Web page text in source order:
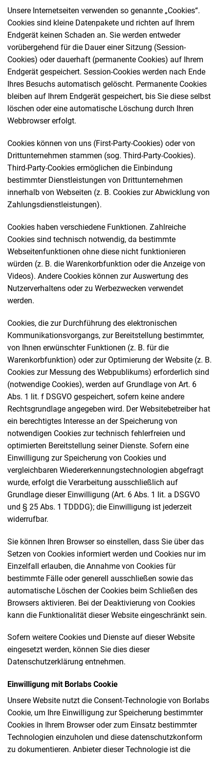
Unsere Internetseiten verwenden so genannte „Cookies“.
Cookies sind kleine Datenpakete und richten auf Ihrem
Endgerät keinen Schaden an. Sie werden entweder
vorübergehend für die Dauer einer Sitzung (Session-
Cookies) oder dauerhaft (permanente Cookies) auf Ihrem
Endgerät gespeichert. Session-Cookies werden nach Ende
Ihres Besuchs automatisch gelöscht. Permanente Cookies
bleiben auf Ihrem Endgerät gespeichert, bis Sie diese selbst
löschen oder eine automatische Löschung durch Ihren
Webbrowser erfolgt.
Cookies können von uns (First-Party-Cookies) oder von
Drittunternehmen stammen (sog. Third-Party-Cookies).
Third-Party-Cookies ermöglichen die Einbindung
bestimmter Dienstleistungen von Drittunternehmen
innerhalb von Webseiten (z. B. Cookies zur Abwicklung von
Zahlungsdienstleistungen).
Cookies haben verschiedene Funktionen. Zahlreiche
Cookies sind technisch notwendig, da bestimmte
Webseitenfunktionen ohne diese nicht funktionieren
würden (z. B. die Warenkorbfunktion oder die Anzeige von
Videos). Andere Cookies können zur Auswertung des
Nutzerverhaltens oder zu Werbezwecken verwendet
werden.
Cookies, die zur Durchführung des elektronischen
Kommunikationsvorgangs, zur Bereitstellung bestimmter,
von Ihnen erwünschter Funktionen (z. B. für die
Warenkorbfunktion) oder zur Optimierung der Website (z. B.
Cookies zur Messung des Webpublikums) erforderlich sind
(notwendige Cookies), werden auf Grundlage von Art. 6
Abs. 1 lit. f DSGVO gespeichert, sofern keine andere
Rechtsgrundlage angegeben wird. Der Websitebetreiber hat
ein berechtigtes Interesse an der Speicherung von
notwendigen Cookies zur technisch fehlerfreien und
optimierten Bereitstellung seiner Dienste. Sofern eine
Einwilligung zur Speicherung von Cookies und
vergleichbaren Wiedererkennungstechnologien abgefragt
wurde, erfolgt die Verarbeitung ausschließlich auf
Grundlage dieser Einwilligung (Art. 6 Abs. 1 lit. a DSGVO
und § 25 Abs. 1 TDDDG); die Einwilligung ist jederzeit
widerrufbar.
Sie können Ihren Browser so einstellen, dass Sie über das
Setzen von Cookies informiert werden und Cookies nur im
Einzelfall erlauben, die Annahme von Cookies für
bestimmte Fälle oder generell ausschließen sowie das
automatische Löschen der Cookies beim Schließen des
Browsers aktivieren. Bei der Deaktivierung von Cookies
kann die Funktionalität dieser Website eingeschränkt sein.
Sofern weitere Cookies und Dienste auf dieser Website
eingesetzt werden, können Sie dies dieser
Datenschutzerklärung entnehmen.
Einwilligung mit Borlabs Cookie
Unsere Website nutzt die Consent-Technologie von Borlabs
Cookie, um Ihre Einwilligung zur Speicherung bestimmter
Cookies in Ihrem Browser oder zum Einsatz bestimmter
Technologien einzuholen und diese datenschutzkonform
zu dokumentieren. Anbieter dieser Technologie ist die